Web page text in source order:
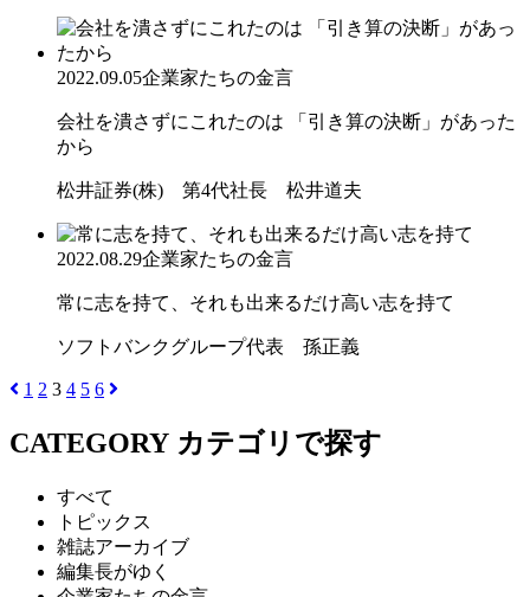
2022.09.05企業家たちの金言
会社を潰さずにこれたのは 「引き算の決断」があった
から
松井証券(株) 第4代社長 松井道夫
2022.08.29企業家たちの金言
常に志を持て、それも出来るだけ高い志を持て
ソフトバンクグループ代表 孫正義
1 2 3 4 5 6
CATEGORY カテゴリで探す
すべて
トピックス
雑誌アーカイブ
編集長がゆく